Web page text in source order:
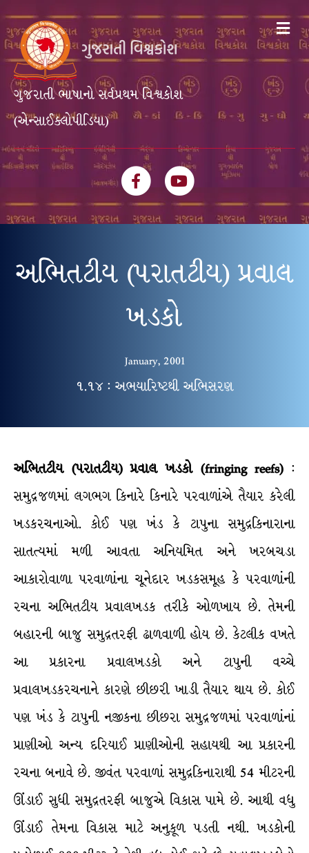
ગુજરાતી ભાષાનો સર્વપ્રથમ વિશ્વકોશ
(એન્સાઈક્લોપીડિયા)
FacebookYoutube
અભિતટીય (પરાતટીય) પ્રવાલ
ખડકો
January, 2001
૧.૧૪ : અભયારિષ્ટથી અભિસરણ
અભિતટીય (પરાતટીય) પ્રવાલ ખડકો (fringing reefs) :
સમુદ્રજળમાં લગભગ કિનારે કિનારે પરવાળાંએ તૈયાર કરેલી
ખડકરચનાઓ. કોઈ પણ ખંડ કે ટાપુના સમુદ્રકિનારાના
સાતત્યમાં મળી આવતા અનિયમિત અને ખરબચડા
આકારોવાળા પરવાળાંના ચૂનેદાર ખડકસમૂહ કે પરવાળાંની
રચના અભિતટીય પ્રવાલખડક તરીકે ઓળખાય છે. તેમની
બહારની બાજુ સમુદ્રતરફી ઢાળવાળી હોય છે. કેટલીક વખતે
આ પ્રકારના પ્રવાલખડકો અને ટાપુની વચ્ચે
પ્રવાલખડકરચનાને કારણે છીછરી ખાડી તૈયાર થાય છે. કોઈ
પણ ખંડ કે ટાપુની નજીકના છીછરા સમુદ્રજળમાં પરવાળાંનાં
પ્રાણીઓ અન્ય દરિયાઈ પ્રાણીઓની સહાયથી આ પ્રકારની
રચના બનાવે છે. જીવંત પરવાળાં સમુદ્રકિનારાથી 54 મીટરની
ઊંડાઈ સુધી સમુદ્રતરફી બાજુએ વિકાસ પામે છે. આથી વધુ
ઊંડાઈ તેમના વિકાસ માટે અનુકૂળ પડતી નથી. ખડકોની